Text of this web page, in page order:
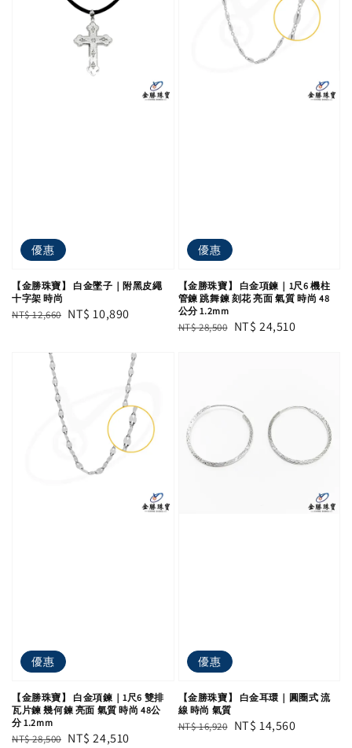
優惠
【金勝珠寶】 白金墜子｜附黑皮繩
十字架 時尚
Regular
NT$ 12,660 Sale
NT$ 10,890
優惠
【金勝珠寶】 白金項鍊｜1尺6 機柱
管鍊 跳舞鍊 刻花 亮面 氣質 時尚 48
公分 1.2mm
Regular
NT$ 28,500 Sale
NT$ 24,510
優惠
【金勝珠寶】 白金項鍊｜1尺6 雙排
瓦片鍊 幾何鍊 亮面 氣質 時尚 48公
分 1.2mm
Regular
NT$ 28,500 Sale
NT$ 24,510
優惠
【金勝珠寶】 白金耳環｜圓圈式 流
線 時尚 氣質
Regular
NT$ 16,920 Sale
NT$ 14,560